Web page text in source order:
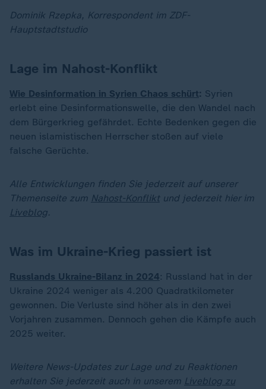
Dominik Rzepka, Korrespondent im ZDF-
Hauptstadtstudio
Lage im Nahost-Konflikt
Wie Desinformation in Syrien Chaos schürt: Syrien
erlebt eine Desinformationswelle, die den Wandel nach
dem Bürgerkrieg gefährdet. Echte Bedenken gegen die
neuen islamistischen Herrscher stoßen auf viele
falsche Gerüchte.
Alle Entwicklungen finden Sie jederzeit auf unserer
Themenseite zum Nahost-Konfliktund jederzeit hier im
Liveblog.
Was im Ukraine-Krieg passiert ist
Russlands Ukraine-Bilanz in 2024: Russland hat in der
Ukraine 2024 weniger als 4.200 Quadratkilometer
gewonnen. Die Verluste sind höher als in den zwei
Vorjahren zusammen. Dennoch gehen die Kämpfe auch
2025 weiter.
Weitere News-Updates zur Lage und zu Reaktionen
erhalten Sie jederzeit auch in unserem Liveblog zu